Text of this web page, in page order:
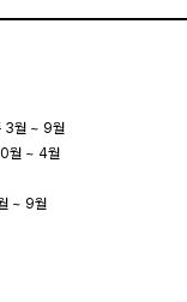
3월 ~ 9월
월 ~ 4월
~ 9월